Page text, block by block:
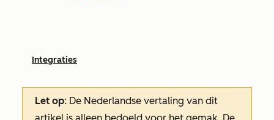
Integraties
Let op: De Nederlandse vertaling van dit